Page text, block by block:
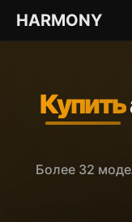
ГАРМОНИЯ
HARMONY
Купить
Более 32